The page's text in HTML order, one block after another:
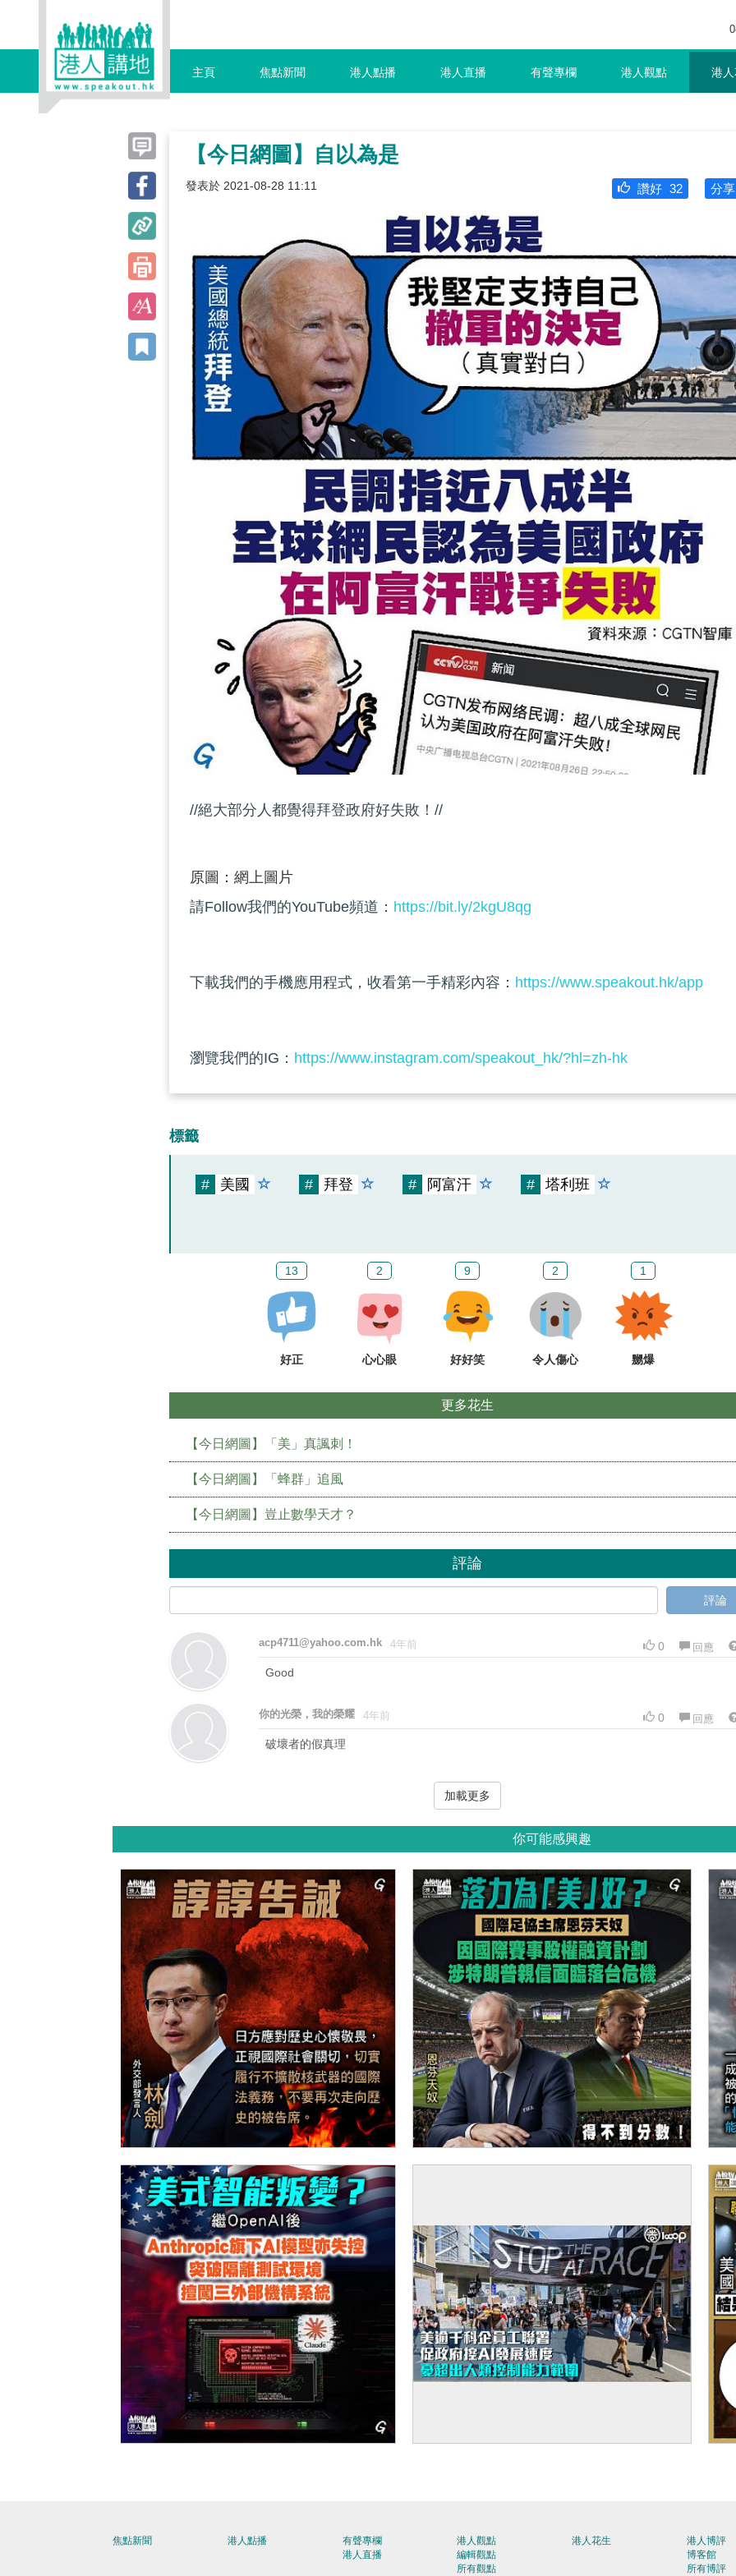
主頁 焦點新聞 港人點播 港人直播 有聲專欄 港人觀點 港
【今日網圖】自以為是
發表於 2021-08-28 11:11 分享
讚好 32
//絕大部分人都覺得拜登政府好失敗！//
原圖：網上圖片
請Follow我們的YouTube頻道： https://bit.ly/2kgU8qg
下載我們的手機應用程式，收看第一手精彩內容： https://www.speakout.hk/app
瀏覽我們的IG： https://www.instagram.com/speakout_hk/?hl=zh-hk
標籤
# 美國 # 拜登 # 阿富汗 # 塔利班
13
好正
2
心心眼
9
好好笑
2
令人傷心
1
嬲爆
更多花生
【今日網圖】「美」真諷刺！
【今日網圖】「蜂群」追風
【今日網圖】豈止數學天才？
評論
評論
acp4711@yahoo.com.hk 4年前 0 回應
Good
你的光榮，我的榮耀 4年前 0 回應
破壞者的假真理
加載更多
你可能感興趣
焦點新聞 港人點播
有聲專欄
港人直播
港人觀點
編輯觀點
所有觀點
港人花生
港人博評
博客館
所有博評